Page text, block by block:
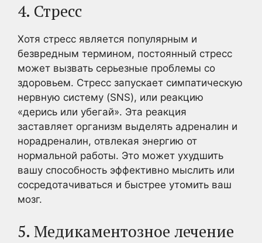
4. Стресс
Хотя стресс является популярным и
безвредным термином, постоянный стресс
может вызвать серьезные проблемы со
здоровьем. Стресс запускает симпатическую
нервную систему (SNS), или реакцию
«дерись или убегай». Эта реакция
заставляет организм выделять адреналин и
норадреналин, отвлекая энергию от
нормальной работы. Это может ухудшить
вашу способность эффективно мыслить или
сосредотачиваться и быстрее утомить ваш
мозг.
5. Медикаментозное лечение